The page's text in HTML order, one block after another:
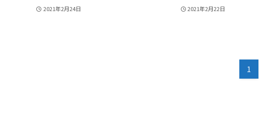
2021年2月24日 2021年2月22日
1